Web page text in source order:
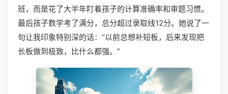
班，而是花了大半年盯着孩子的计算准确率和审题习惯。
最后孩子数学考了满分，总分超过录取线12分。她说了一
句让我印象特别深的话：“以前总想补短板，后来发现把
长板做到极致，比什么都强。”